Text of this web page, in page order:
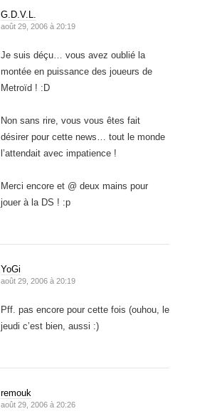
G.D.V.L.
août 29, 2006 à 20:19
Je suis déçu… vous avez oublié la
montée en puissance des joueurs de
Metroïd ! :D
Non sans rire, vous vous êtes fait
désirer pour cette news… tout le monde
l’attendait avec impatience !
Merci encore et @ deux mains pour
jouer à la DS ! :p
YoGi
août 29, 2006 à 20:19
Pff. pas encore pour cette fois (ouhou, le
jeudi c’est bien, aussi :)
remouk
août 29, 2006 à 20:26